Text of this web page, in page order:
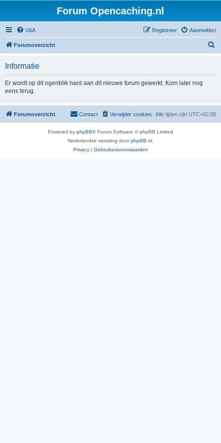
Forum Opencaching.nl
V&A Aanmelden
Registreer
Forumoverzicht
Informatie
Er wordt op dit ogenblik hard aan dit nieuwe forum gewerkt. Kom later nog
eens terug.
Forumoverzicht Alle tijden zijn UTC+02:00
Verwijder cookies
Contact
Powered by phpBB® Forum Software © phpBB Limited
Nederlandse vertaling doorphpBB.nl
Privacy | Gebruikersvoorwaarden